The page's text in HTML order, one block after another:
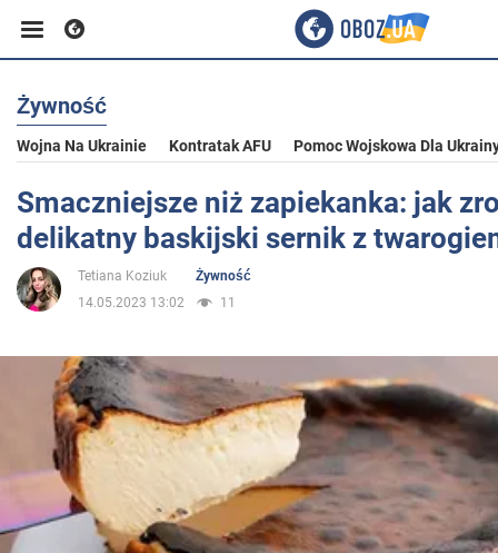
Biznes
Sport
Rozrywka
Polityka
Społeczeństwo
Żywność
Wojna Na Ukrainie Kontratak AFU Pomoc Wojskowa Dla
Smaczniejsze niż zapiekanka: jak
delikatny baskijski sernik z
Tetiana Koziuk
Żywność
14.05.2023 13:02
11